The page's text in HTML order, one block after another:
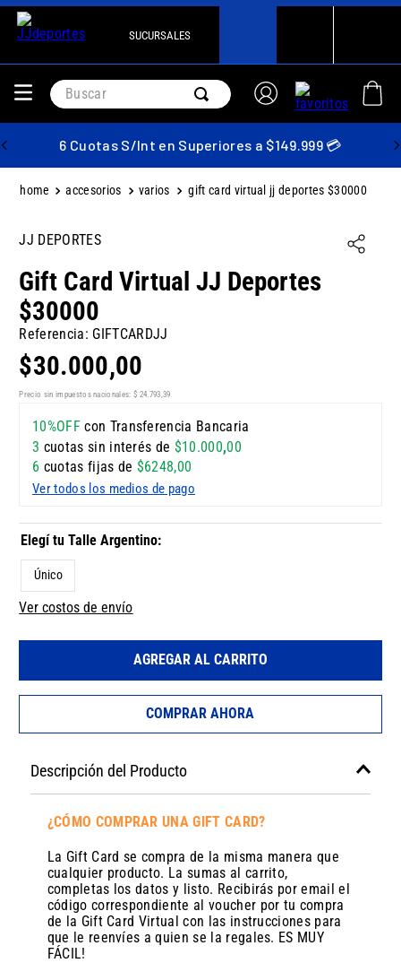
SUCURSALES
Buscar
6 Cuotas S/Int en Superiores a $149.999 💳
accesorios varios gift card virtual jj deportes $30000
JJ DEPORTES
Gift Card Virtual JJ Deportes
$30000
Referencia: GIFTCARDJJ
$30.000,00
Precio sin impuestos nacionales: $ 24.793,39
10%OFFcon Transferencia Bancaria
3 cuotas sin interés de $10.000,00
6 cuotas fijas de $6248,00
Ver todos los medios de pago
Único
Ver costos de envío
AGREGAR AL CARRITO
COMPRAR AHORA
Descripción del Producto
¿CÓMO COMPRAR UNA GIFT CARD?
La Gift Card se compra de la misma manera que
cualquier producto. La sumas al carrito,
completas los datos y listo. Recibirás por email el
código correspondiente al voucher por tu compra
de la Gift Card Virtual con las instrucciones para
que le reenvíes a quien se la regales. ES MUY
FÁCIL!